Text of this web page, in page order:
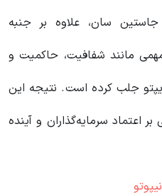
سان، علاوه بر جنبه
مانند شفافیت، حاکمیت و
جلب کرده است. نتیجه این
اعتماد سرمایه‌گذاران و آینده
نیپوتو